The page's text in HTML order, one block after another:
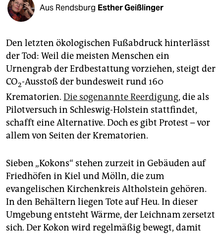
unterstützen
genossenschaft
epaper login
Aus Rendsburg Esther Geißlinger
Den letzten ökologischen Fußabdruck hinterlässt
der Tod: Weil die meisten Menschen ein
Urnengrab der Erdbestattung vorziehen, steigt der
CO2-Ausstoß der bundesweit rund 160
Krematorien. Die sogenannte Reerdigung, die als
Pilotversuch in Schleswig-Holstein stattfindet,
schafft eine Alternative. Doch es gibt Protest – vor
allem von Seiten der Krematorien.
Sieben „Kokons“ stehen zurzeit in Gebäuden auf
Friedhöfen in Kiel und Mölln, die zum
evangelischen Kirchenkreis Altholstein gehören.
In den Behältern liegen Tote auf Heu. In dieser
Umgebung entsteht Wärme, der Leichnam zersetzt
sich. Der Kokon wird regelmäßig bewegt, damit